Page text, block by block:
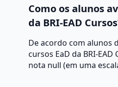
Como os alunos
da BRI-EAD
De acordo com alunos
cursos EaD da BRI-
nota null (em uma